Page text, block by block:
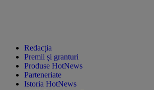
Redacția
Premii și granturi
Produse HotNews
Parteneriate
Istoria HotNews